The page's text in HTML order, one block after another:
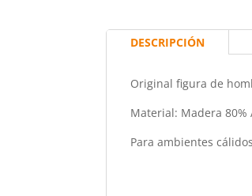
DESCRIPCIÓN
Original figura de
Material: Madera 80%
Para ambientes